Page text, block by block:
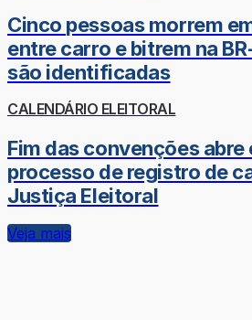
Cinco pessoas morrem
entre carro e bitrem na
são identificadas
CALENDÁRIO ELEITORAL
Fim das convenções abre
processo de registro de
Justiça Eleitoral
Veja mais